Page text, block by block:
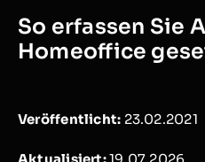
So erfassen Sie
Homeoffice
Veröffentlicht: 23.02.2021